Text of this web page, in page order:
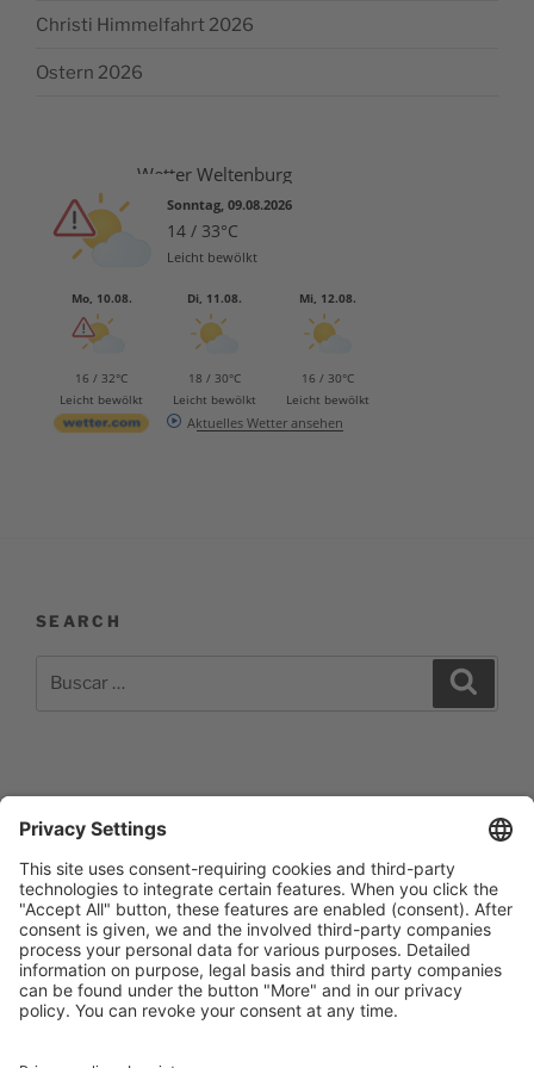
Christi Himmelfahrt 2026
Ostern 2026
Wetter Weltenburg
Sonntag, 09.08.2026
14 / 33°C
Leicht bewölkt
Mo, 10.08.
16 / 32°C
Leicht bewölkt
Di, 11.08.
18 / 30°C
Leicht bewölkt
Mi, 12.08.
16 / 30°C
Leicht bewölkt
Aktuelles Wetter ansehen
SEARCH
Impressum
Barrierefreiheitserklärung
Datenschutzerklärung
Newsletter abonieren